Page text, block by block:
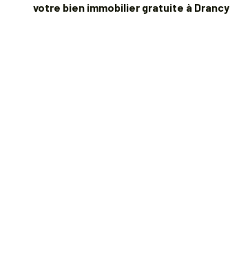
votre bien immobilier gratuite à Drancy